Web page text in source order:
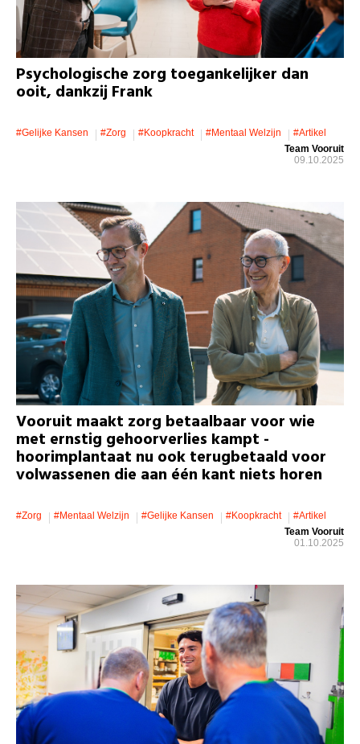
Psychologische zorg toegankelijker dan
ooit, dankzij Frank
#gelijke Kansen #zorg #koopkracht #mentaal Welzijn
#artikel
Team Vooruit
09.10.2025
Vooruit maakt zorg betaalbaar voor wie
met ernstig gehoorverlies kampt -
hoorimplantaat nu ook terugbetaald voor
volwassenen die aan één kant niets horen
#zorg #mentaal Welzijn #gelijke Kansen #koopkracht
#artikel
Team Vooruit
01.10.2025